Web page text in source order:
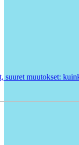
suuret muutokset: